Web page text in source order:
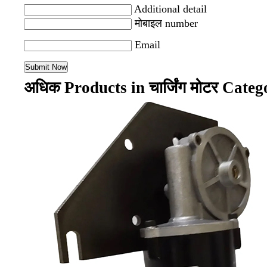
Additional detail
मोबाइल number
Email
अधिक Products in चार्जिंग मोटर